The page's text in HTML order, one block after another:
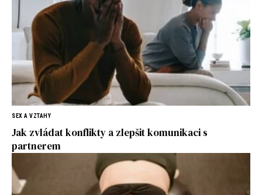
SEX A VZTAHY
Jak zvládat konflikty a zlepšit komunikaci s
partnerem